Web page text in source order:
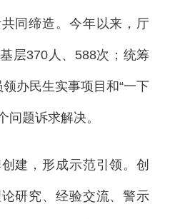
同缔造。今年以来，厅
层370人、588次；统筹
办民生实事项目和“一下
问题诉求解决。
，形成示范引领。创
研究、经验交流、警示